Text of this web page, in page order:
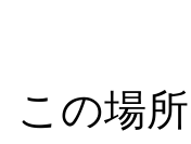
この場